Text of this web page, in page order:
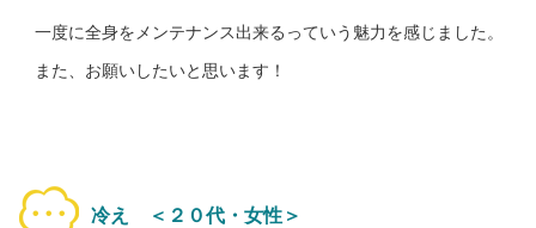
一度に全身をメンテナンス出来るっていう魅力を感じました。
また、お願いしたいと思います！
冷え ＜２０代・女性＞